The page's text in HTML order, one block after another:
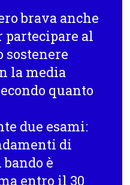
brava anche
partecipare al
sostenere
la media
quanto
due esami:
di
è
entro il 30